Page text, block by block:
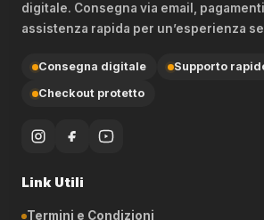
digitale. Consegna via email,
assistenza rapida per un’esperienza
Consegna digitale
Supporto
Checkout protetto
Link Utili
Termini e Condizioni